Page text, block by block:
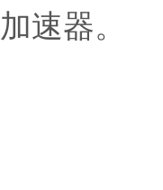
加速器。